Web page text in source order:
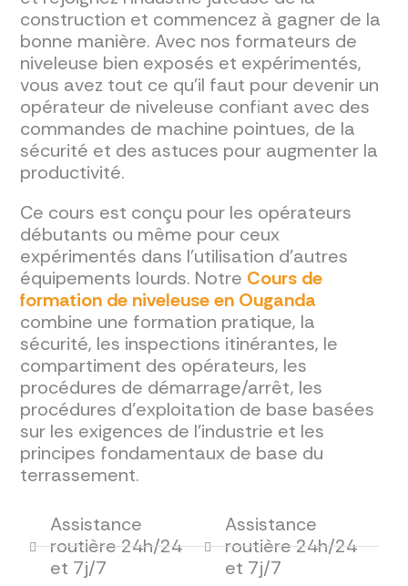
construction et commencez à gagner de la
bonne manière. Avec nos formateurs de
niveleuse bien exposés et expérimentés,
vous avez tout ce qu'il faut pour devenir un
opérateur de niveleuse confiant avec des
commandes de machine pointues, de la
sécurité et des astuces pour augmenter la
productivité.
Ce cours est conçu pour les opérateurs
débutants ou même pour ceux
expérimentés dans l’utilisation d’autres
équipements lourds. Notre Cours de
formation de niveleuse en Ouganda
combine une formation pratique, la
sécurité, les inspections itinérantes, le
compartiment des opérateurs, les
procédures de démarrage/arrêt, les
procédures d'exploitation de base basées
sur les exigences de l'industrie et les
principes fondamentaux de base du
terrassement.
Assistance
routière 24h/24
et 7j/7
Assistance
routière 24h/24
et 7j/7